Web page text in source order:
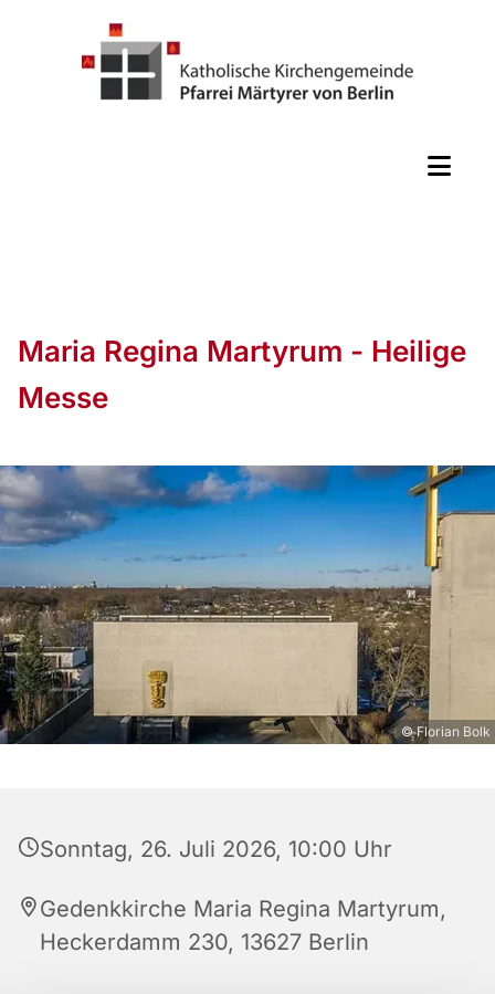
Maria Regina Martyrum - Heilige
Messe
© Florian Bolk
Sonntag, 26. Juli 2026, 10:00 Uhr
Gedenkkirche Maria Regina Martyrum,
Heckerdamm 230, 13627 Berlin